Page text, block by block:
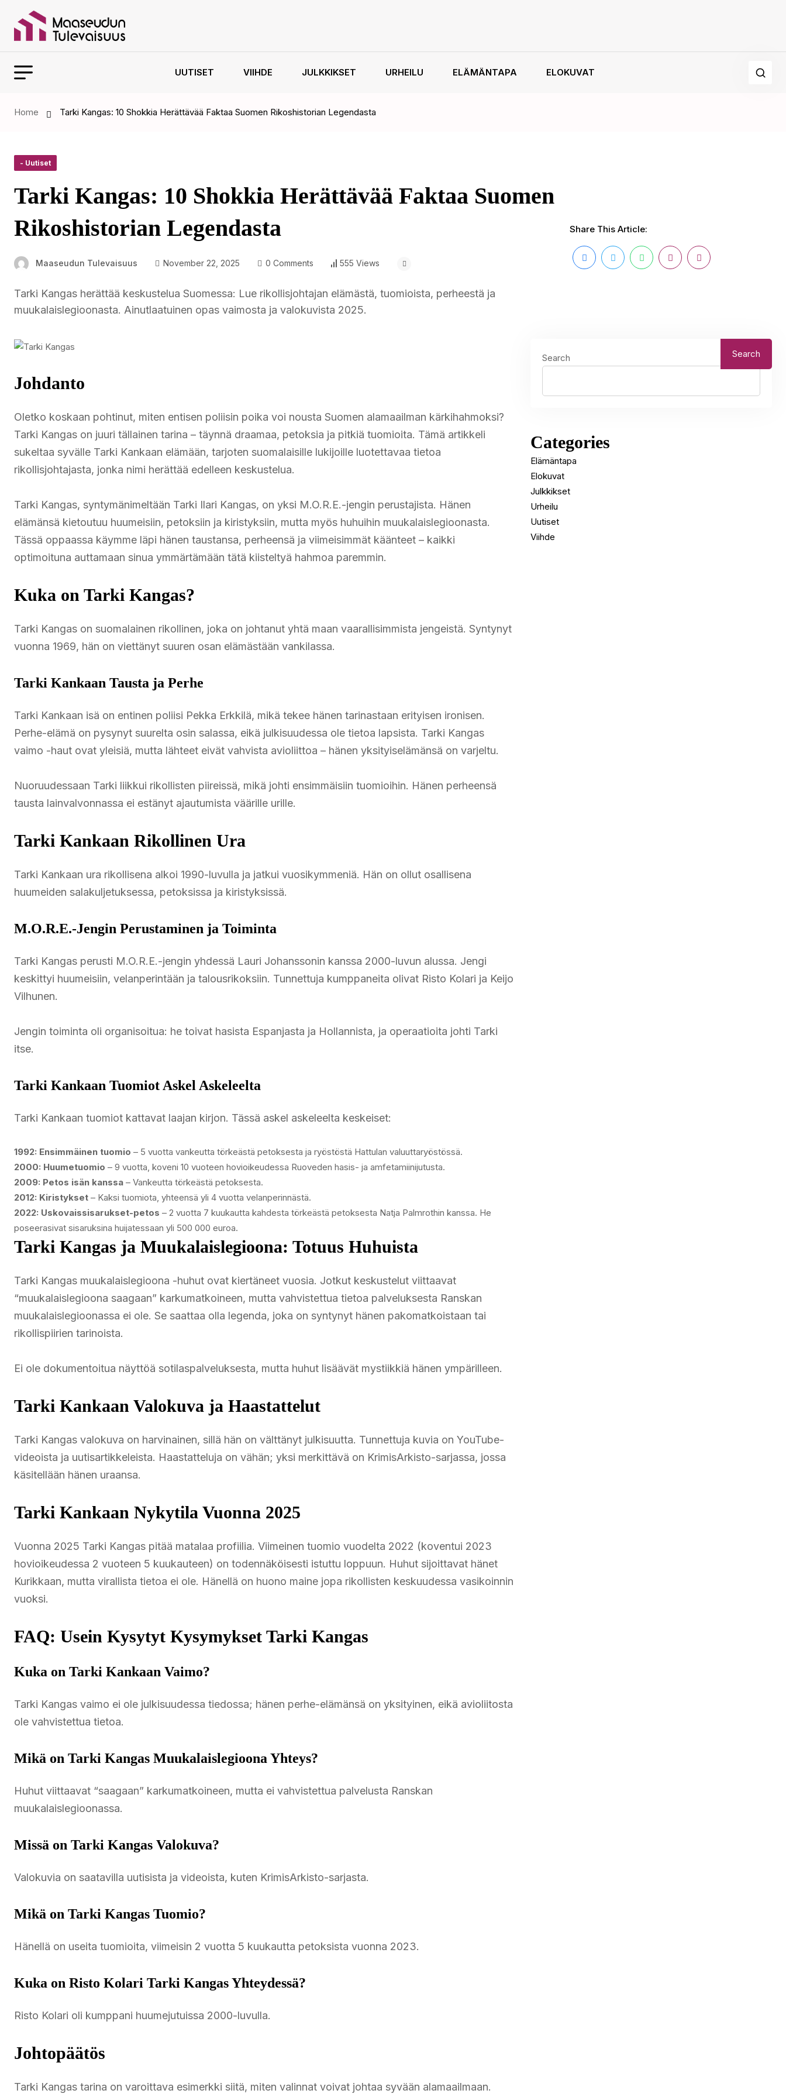
UUTISET VIIHDE JULKKIKSET URHEILU ELÄMÄNTAPA ELOKUVAT
Home Tarki Kangas: 10 Shokkia Herättävää Faktaa Suomen Rikoshistorian Legendasta
- Uutiset
Tarki Kangas: 10 Shokkia Herättävää Faktaa Suomen
Rikoshistorian Legendasta
Maaseudun Tulevaisuus November 22, 2025 0 Comments 555 Views
Tarki Kangas herättää keskustelua Suomessa: Lue rikollisjohtajan elämästä, tuomioista, perheestä ja
muukalaislegioonasta. Ainutlaatuinen opas vaimosta ja valokuvista 2025.
Share This Article:
Johdanto
Oletko koskaan pohtinut, miten entisen poliisin poika voi nousta Suomen alamaailman kärkihahmoksi?
Tarki Kangas on juuri tällainen tarina – täynnä draamaa, petoksia ja pitkiä tuomioita. Tämä artikkeli
sukeltaa syvälle Tarki Kankaan elämään, tarjoten suomalaisille lukijoille luotettavaa tietoa
rikollisjohtajasta, jonka nimi herättää edelleen keskustelua.
Tarki Kangas, syntymänimeltään Tarki Ilari Kangas, on yksi M.O.R.E.-jengin perustajista. Hänen
elämänsä kietoutuu huumeisiin, petoksiin ja kiristyksiin, mutta myös huhuihin muukalaislegioonasta.
Tässä oppaassa käymme läpi hänen taustansa, perheensä ja viimeisimmät käänteet – kaikki
optimoituna auttamaan sinua ymmärtämään tätä kiisteltyä hahmoa paremmin.
Kuka on Tarki Kangas?
Tarki Kangas on suomalainen rikollinen, joka on johtanut yhtä maan vaarallisimmista jengeistä. Syntynyt
vuonna 1969, hän on viettänyt suuren osan elämästään vankilassa.
Tarki Kankaan Tausta ja Perhe
Tarki Kankaan isä on entinen poliisi Pekka Erkkilä, mikä tekee hänen tarinastaan erityisen ironisen.
Perhe-elämä on pysynyt suurelta osin salassa, eikä julkisuudessa ole tietoa lapsista. Tarki Kangas
vaimo -haut ovat yleisiä, mutta lähteet eivät vahvista avioliittoa – hänen yksityiselämänsä on varjeltu.
Nuoruudessaan Tarki liikkui rikollisten piireissä, mikä johti ensimmäisiin tuomioihin. Hänen perheensä
tausta lainvalvonnassa ei estänyt ajautumista väärille urille.
Tarki Kankaan Rikollinen Ura
Tarki Kankaan ura rikollisena alkoi 1990-luvulla ja jatkui vuosikymmeniä. Hän on ollut osallisena
huumeiden salakuljetuksessa, petoksissa ja kiristyksissä.
M.O.R.E.-Jengin Perustaminen ja Toiminta
Tarki Kangas perusti M.O.R.E.-jengin yhdessä Lauri Johanssonin kanssa 2000-luvun alussa. Jengi
keskittyi huumeisiin, velanperintään ja talousrikoksiin. Tunnettuja kumppaneita olivat Risto Kolari ja Keijo
Vilhunen.
Jengin toiminta oli organisoitua: he toivat hasista Espanjasta ja Hollannista, ja operaatioita johti Tarki
itse.
Tarki Kankaan Tuomiot Askel Askeleelta
Tarki Kankaan tuomiot kattavat laajan kirjon. Tässä askel askeleelta keskeiset:
1992: Ensimmäinen tuomio – 5 vuotta vankeutta törkeästä petoksesta ja ryöstöstä Hattulan valuuttaryöstössä.
2000: Huumetuomio – 9 vuotta, koveni 10 vuoteen hovioikeudessa Ruoveden hasis- ja amfetamiinijutusta.
2009: Petos isän kanssa – Vankeutta törkeästä petoksesta.
2012: Kiristykset – Kaksi tuomiota, yhteensä yli 4 vuotta velanperinnästä.
2022: Uskovaissisarukset-petos – 2 vuotta 7 kuukautta kahdesta törkeästä petoksesta Natja Palmrothin kanssa. He
poseerasivat sisaruksina huijatessaan yli 500 000 euroa.
Tarki Kangas ja Muukalaislegioona: Totuus Huhuista
Tarki Kangas muukalaislegioona -huhut ovat kiertäneet vuosia. Jotkut keskustelut viittaavat
“muukalaislegioona saagaan” karkumatkoineen, mutta vahvistettua tietoa palveluksesta Ranskan
muukalaislegioonassa ei ole. Se saattaa olla legenda, joka on syntynyt hänen pakomatkoistaan tai
rikollispiirien tarinoista.
Ei ole dokumentoitua näyttöä sotilaspalveluksesta, mutta huhut lisäävät mystiikkiä hänen ympärilleen.
Tarki Kankaan Valokuva ja Haastattelut
Tarki Kangas valokuva on harvinainen, sillä hän on välttänyt julkisuutta. Tunnettuja kuvia on YouTube-
videoista ja uutisartikkeleista. Haastatteluja on vähän; yksi merkittävä on KrimisArkisto-sarjassa, jossa
käsitellään hänen uraansa.
Tarki Kankaan Nykytila Vuonna 2025
Vuonna 2025 Tarki Kangas pitää matalaa profiilia. Viimeinen tuomio vuodelta 2022 (koventui 2023
hovioikeudessa 2 vuoteen 5 kuukauteen) on todennäköisesti istuttu loppuun. Huhut sijoittavat hänet
Kurikkaan, mutta virallista tietoa ei ole. Hänellä on huono maine jopa rikollisten keskuudessa vasikoinnin
vuoksi.
FAQ: Usein Kysytyt Kysymykset Tarki Kangas
Kuka on Tarki Kankaan Vaimo?
Tarki Kangas vaimo ei ole julkisuudessa tiedossa; hänen perhe-elämänsä on yksityinen, eikä avioliitosta
ole vahvistettua tietoa.
Mikä on Tarki Kangas Muukalaislegioona Yhteys?
Huhut viittaavat “saagaan” karkumatkoineen, mutta ei vahvistettua palvelusta Ranskan
muukalaislegioonassa.
Missä on Tarki Kangas Valokuva?
Valokuvia on saatavilla uutisista ja videoista, kuten KrimisArkisto-sarjasta.
Mikä on Tarki Kangas Tuomio?
Hänellä on useita tuomioita, viimeisin 2 vuotta 5 kuukautta petoksista vuonna 2023.
Kuka on Risto Kolari Tarki Kangas Yhteydessä?
Risto Kolari oli kumppani huumejutuissa 2000-luvulla.
Johtopäätös
Tarki Kangas tarina on varoittava esimerkki siitä, miten valinnat voivat johtaa syvään alamaailmaan.
Search Search
Categories
Elämäntapa
Elokuvat
Julkkikset
Urheilu
Uutiset
Viihde